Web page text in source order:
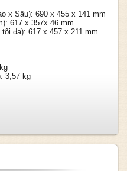
x Sâu): 690 x 455 x 141 mm
617 x 357x 46 mm
đa): 617 x 457 x 211 mm
3,57 kg